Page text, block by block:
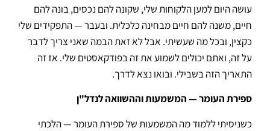
עושה היום למען הלקוחות שלי, שקונה להם נכסים, בונה להם
חיים, משנה להם חיים מבחינה כלכלית. ובעבר — התפקידים שלי
כקצין, ובכל מה שעשיתי. אבל לא זאת הבמה שאני צריך לדבר
על זה, ואתם יכולים לשמוע את זה בפודקאסטים שלי. אז זה
התאריך הזה בשבילי. ובואו נצא לדרך.
ספירת העומר — המשמעות וההשוואה לנדל"ן
כשניסיתי ללמוד מה המשמעות של ספירת העומר — הלכתי